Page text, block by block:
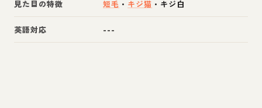
見た目の特徴 短毛 ・ キジ猫 ・ キジ白
英語対応 ---